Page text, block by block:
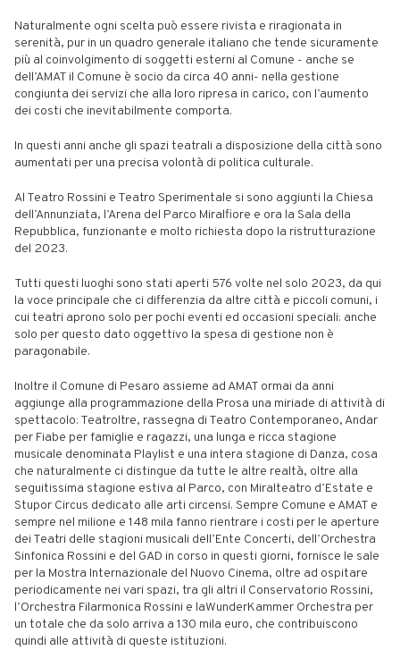
Naturalmente ogni scelta può essere rivista e riragionata in
serenità, pur in un quadro generale italiano che tende sicuramente
più al coinvolgimento di soggetti esterni al Comune - anche se
dell’AMAT il Comune è socio da circa 40 anni- nella gestione
congiunta dei servizi che alla loro ripresa in carico, con l’aumento
dei costi che inevitabilmente comporta.
In questi anni anche gli spazi teatrali a disposizione della città sono
aumentati per una precisa volontà di politica culturale.
Al Teatro Rossini e Teatro Sperimentale si sono aggiunti la Chiesa
dell’Annunziata, l’Arena del Parco Miralfiore e ora la Sala della
Repubblica, funzionante e molto richiesta dopo la ristrutturazione
del 2023.
Tutti questi luoghi sono stati aperti 576 volte nel solo 2023, da qui
la voce principale che ci differenzia da altre città e piccoli comuni, i
cui teatri aprono solo per pochi eventi ed occasioni speciali: anche
solo per questo dato oggettivo la spesa di gestione non è
paragonabile.
Inoltre il Comune di Pesaro assieme ad AMAT ormai da anni
aggiunge alla programmazione della Prosa una miriade di attività di
spettacolo: Teatroltre, rassegna di Teatro Contemporaneo, Andar
per Fiabe per famiglie e ragazzi, una lunga e ricca stagione
musicale denominata Playlist e una intera stagione di Danza, cosa
che naturalmente ci distingue da tutte le altre realtà, oltre alla
seguitissima stagione estiva al Parco, con Miralteatro d’Estate e
Stupor Circus dedicato alle arti circensi. Sempre Comune e AMAT e
sempre nel milione e 148 mila fanno rientrare i costi per le aperture
dei Teatri delle stagioni musicali dell’Ente Concerti, dell’Orchestra
Sinfonica Rossini e del GAD in corso in questi giorni, fornisce le sale
per la Mostra Internazionale del Nuovo Cinema, oltre ad ospitare
periodicamente nei vari spazi, tra gli altri il Conservatorio Rossini,
l’Orchestra Filarmonica Rossini e laWunderKammer Orchestra per
un totale che da solo arriva a 130 mila euro, che contribuiscono
quindi alle attività di queste istituzioni.